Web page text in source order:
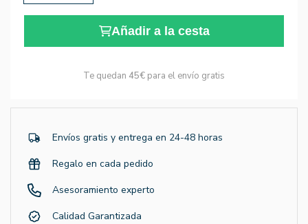
Añadir a la cesta
Te quedan 45€ para el envío gratis
Envíos gratis y entrega en 24-48 horas
Regalo en cada pedido
Asesoramiento experto
Calidad Garantizada